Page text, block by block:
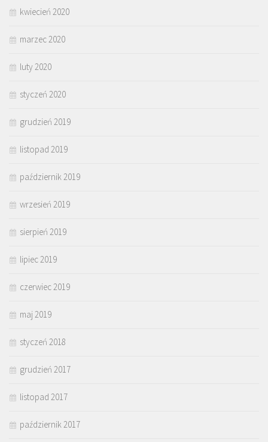
kwiecień 2020
marzec 2020
luty 2020
styczeń 2020
grudzień 2019
listopad 2019
październik 2019
wrzesień 2019
sierpień 2019
lipiec 2019
czerwiec 2019
maj 2019
styczeń 2018
grudzień 2017
listopad 2017
październik 2017